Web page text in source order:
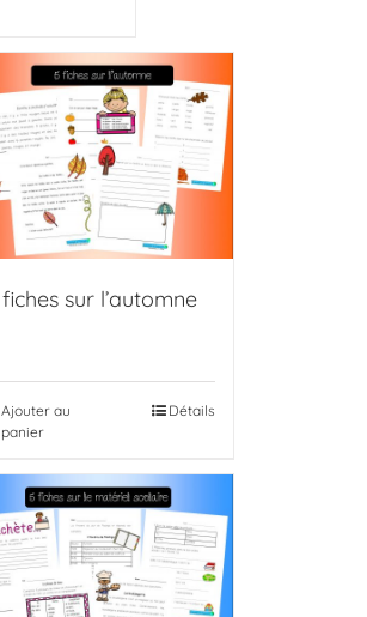
sur l’automne
Ajouter au
panier
Détails